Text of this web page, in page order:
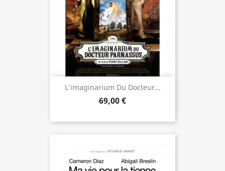
L'imaginarium Du Docteur...
69,00 €